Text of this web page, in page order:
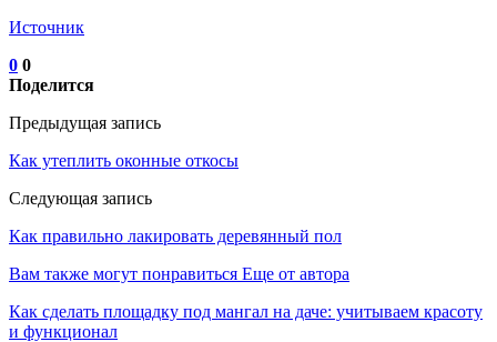
Источник
0 0
Поделится
Предыдущая запись
Как утеплить оконные откосы
Следующая запись
Как правильно лакировать деревянный пол
Вам также могут понравиться Еще от автора
Как сделать площадку под мангал на даче: учитываем красоту
и функционал